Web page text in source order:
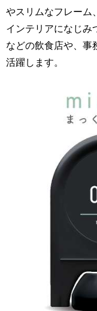
やスリムなフレーム
インテリアになじみ
などの飲食店や、事
活躍します。